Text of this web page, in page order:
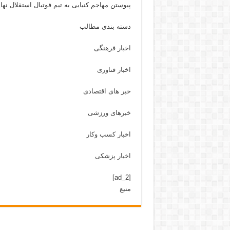
پیوستن مهاجم کنیایی به تیم فوتبال استقلال
دسته بندی مطالب
اخبار فرهنگی
اخبار فناوری
خبر های اقتصادی
خبرهای ورزشی
اخبار کسب وکار
اخبار پزشکی
[ad_2]
منبع